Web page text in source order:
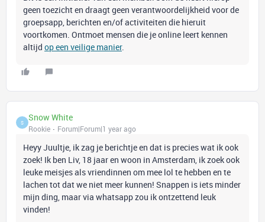
geen toezicht en draagt geen verantwoordelijkheid voor de
groepsapp, berichten en/of activiteiten die hieruit
voortkomen. Ontmoet mensen die je online leert kennen
altijd op een veilige manier.
S Snow White
Rookie Forum|Forum|1 year ago
Heyy Juultje, ik zag je berichtje en dat is precies wat ik ook
zoek! Ik ben Liv, 18 jaar en woon in Amsterdam, ik zoek ook
leuke meisjes als vriendinnen om mee lol te hebben en te
lachen tot dat we niet meer kunnen! Snappen is iets minder
mijn ding, maar via whatsapp zou ik ontzettend leuk
vinden!